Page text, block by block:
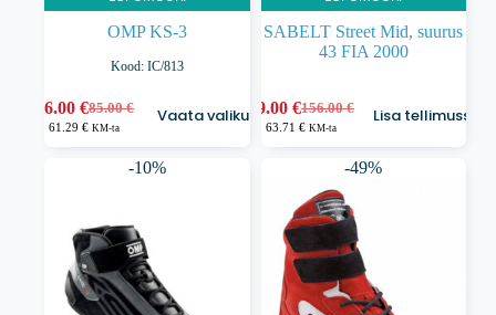
OMP KS-3
Kood: IC/813
85.00€
Algne
hind
85.00 €.
76.00 €Praegune
hind
76.00 €.
61.29€ KM-ta
Vaata valikuid
Sellel
tootel
tootelehel.
SABELT Street Mid, suurus
43 FIA 2000
156.00€
Algne
hind
156.00 €.
79.00 €Praegune
hind
79.00 €.
63.71 € KM-ta
Lisa tellimusse
-10% -49%